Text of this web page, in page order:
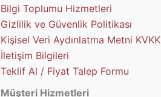
Bilgi Toplumu Hizmetleri
Gizlilik ve Güvenlik Politikası
Kişisel Veri Aydınlatma Metni KVKK
İletişim Bilgileri
Teklif Al / Fiyat Talep Formu
Müşteri Hizmetleri